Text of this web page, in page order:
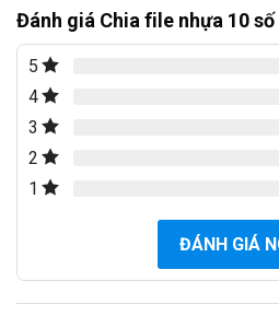
Đánh giá Chia file nhựa 10 số
5
4
3
2
1
ĐÁNH GIÁ